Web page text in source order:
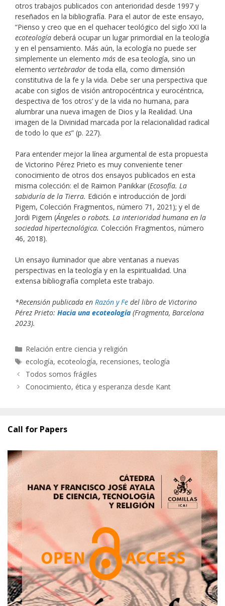
otros trabajos publicados con anterioridad desde 1997 y
reseñados en la bibliografía. Para el autor de este ensayo,
“Pienso y creo que en el quehacer teológico del siglo XXI la
ecoteología deberá ocupar un lugar primordial en la teología
y en el pensamiento. Más aún, la ecología no puede ser
simplemente un elemento más de esa teología, sino un
elemento vertebrador de toda ella, como dimensión
constitutiva de la fe y la vida. Debe ser una perspectiva que
acabe con siglos de visión antropocéntrica y eurocéntrica,
despectiva de ‘los otros’ y de la vida no humana, para
alumbrar una nueva imagen de Dios y la Realidad. Una
imagen de la Divinidad marcada por la relacionalidad radical
de todo lo que es” (p. 227).
Para entender mejor la línea argumental de esta propuesta
de Victorino Pérez Prieto es muy conveniente tener
conocimiento de otros dos ensayos publicados en esta
misma colección: el de Raimon Panikkar (Ecosofía. La
sabiduría de la Tierra. Edición e introducción de Jordi
Pigem, Colección Fragmentos, número 71, 2021); y el de
Jordi Pigem (Ángeles o robots. La interioridad humana en la
sociedad hipertecnológica. Colección Fragmentos, número
46, 2018).
Un ensayo iluminador que abre ventanas a nuevas
perspectivas en la teología y en la espiritualidad. Una
extensa bibliografía completa este trabajo.
*Recensión publicada en Razón y Fe del libro de Victorino
Pérez Prieto: Hacia una ecoteología (Fragmenta, Barcelona
2023).
Categorías
Relación entre ciencia y religión
Etiquetas
ecología, ecoteología,recensiones,teología
Todos somos frágiles
Conocimiento, ética y esperanza desde Kant
Call for Papers